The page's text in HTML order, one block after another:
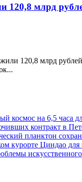
120,8 млрд
120,8 млрд
на 6,5 часа
контракт в
планктон
курорте Циндао для